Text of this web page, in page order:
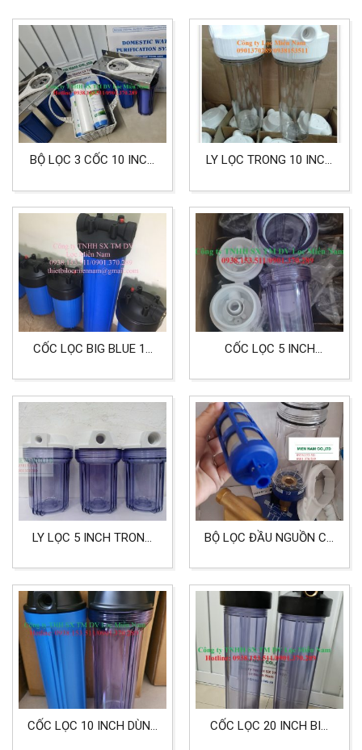
BỘ LỌC 3 CỐC 10 INCH
SINH HOẠT NẤU ĂN
LY LỌC TRONG 10 INCH
LỌC NƯỚC VÀ THỰC
PHẨM
CỐC LỌC BIG BLUE 10
CỐC LỌC 5 INCH
KHÍ, LỌC NƯỚC
LY LỌC 5 INCH TRONG
LỌC KHÍ, THỰC PHẨM
BỘ LỌC ĐẦU NGUỒN CÓ
21MM, 27MM
CỐC LỌC 10 INCH DÙNG
CỐC LỌC 20 INCH BIG